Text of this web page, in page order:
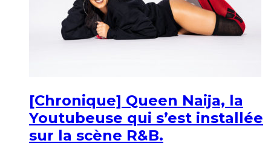
[Chronique] Queen Naija, la
Youtubeuse qui s’est installée
sur la scène R&B.